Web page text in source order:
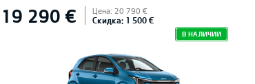
19 290 € Цена: 20 790 €
Скидка: 1 500 €
В НАЛИЧИИ